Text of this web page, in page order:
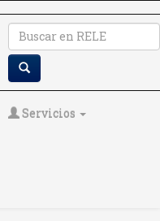
Servicios